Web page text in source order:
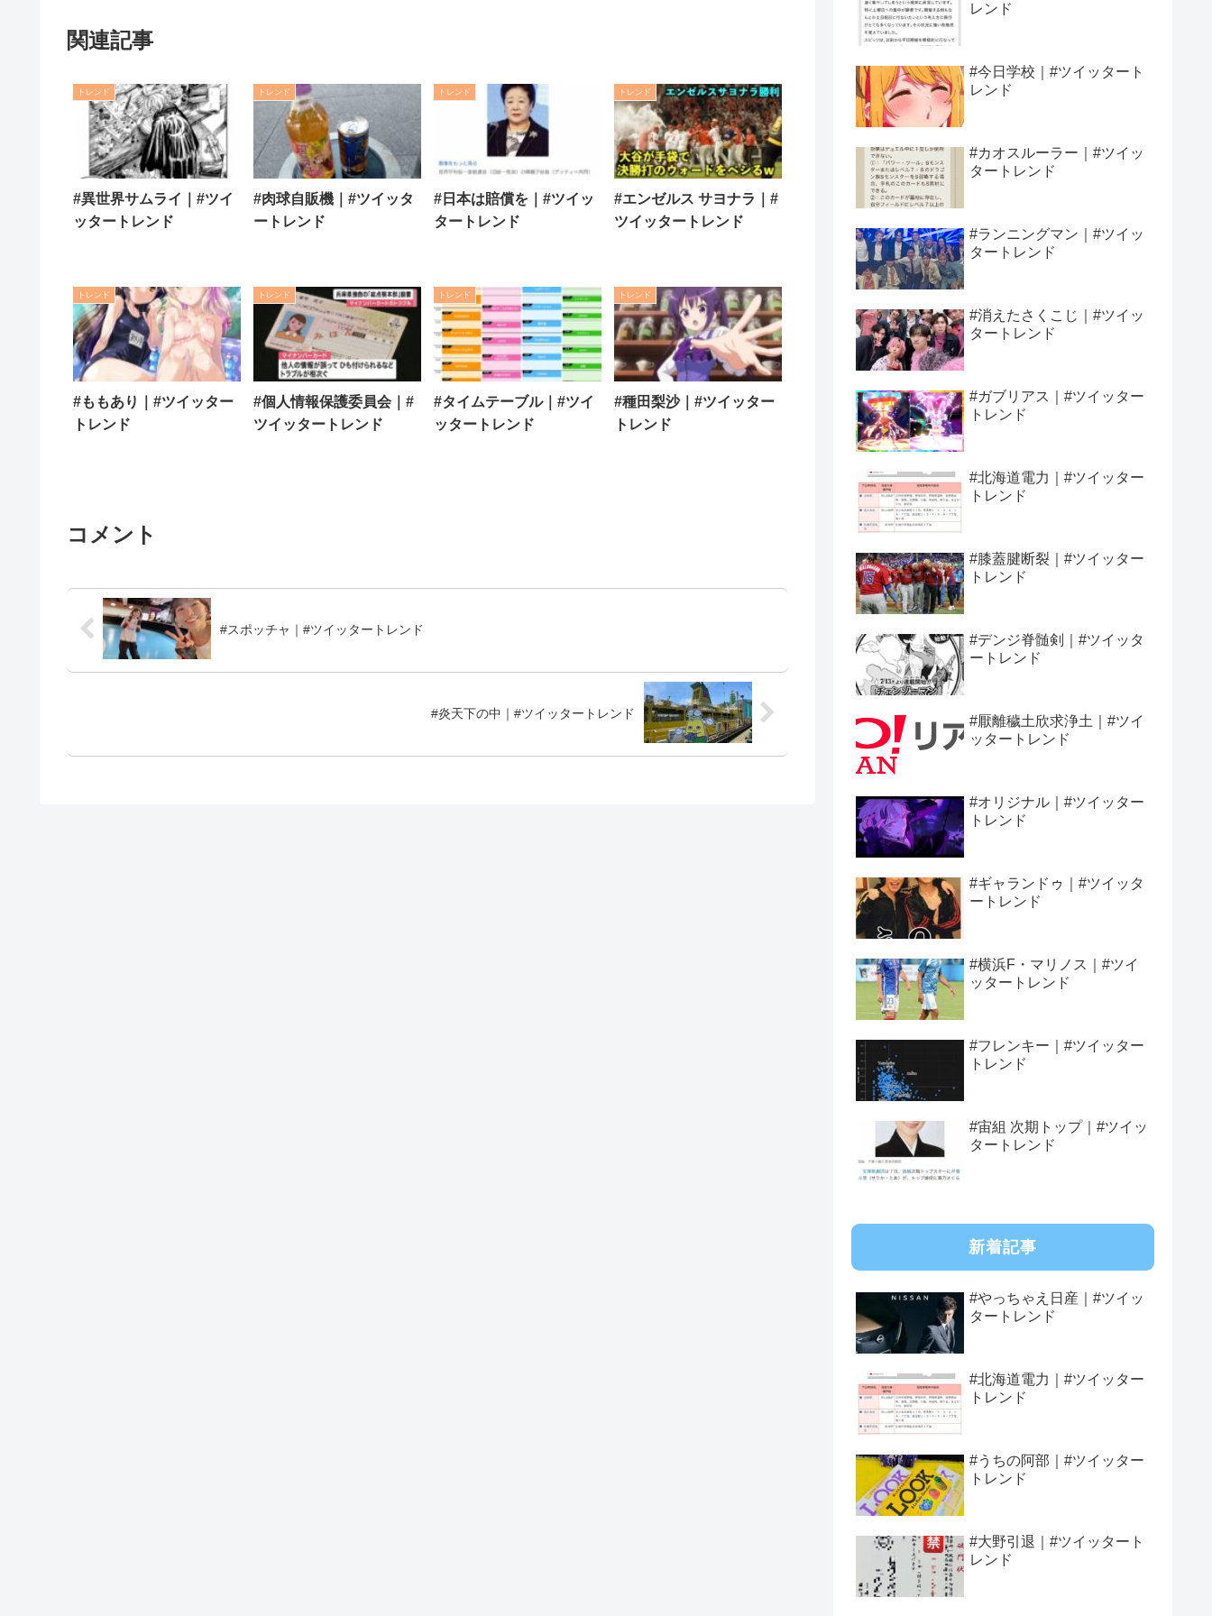
関連記事
トレンド
#異世界サムライ｜#ツイ
ッタートレンド
トレンド
#肉球自販機｜#ツイッタ
ートレンド
トレンド
#日本は賠償を｜#ツイッ
タートレンド
トレンド
#エンゼルス サヨナラ｜#
ツイッタートレンド
トレンド
#ももあり｜#ツイッター
トレンド
トレンド
#個人情報保護委員会｜#
ツイッタートレンド
トレンド
#タイムテーブル｜#ツイ
ッタートレンド
トレンド
#種田梨沙｜#ツイッター
トレンド
コメント
#スポッチャ｜#ツイッタートレンド
#炎天下の中｜#ツイッタートレンド
レンド
#今日学校｜#ツイッタート
レンド
#カオスルーラー｜#ツイッ
タートレンド
#ランニングマン｜#ツイッ
タートレンド
#消えたさくこじ｜#ツイッ
タートレンド
#ガブリアス｜#ツイッター
トレンド
#北海道電力｜#ツイッター
トレンド
#膝蓋腱断裂｜#ツイッター
トレンド
#デンジ脊髄剣｜#ツイッタ
ートレンド
#厭離穢土欣求浄土｜#ツイ
ッタートレンド
#オリジナル｜#ツイッター
トレンド
#ギャランドゥ｜#ツイッタ
ートレンド
#横浜F・マリノス｜#ツイ
ッタートレンド
#フレンキー｜#ツイッター
トレンド
#宙組 次期トップ｜#ツイッ
タートレンド
新着記事
#やっちゃえ日産｜#ツイッ
タートレンド
#北海道電力｜#ツイッター
トレンド
#うちの阿部｜#ツイッター
トレンド
#大野引退｜#ツイッタート
レンド